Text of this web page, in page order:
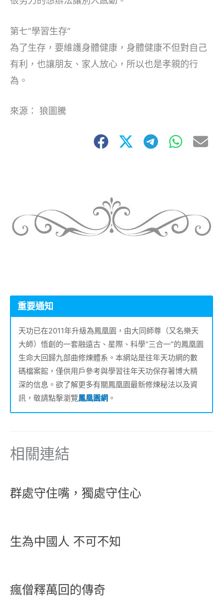
第七“學習生存”
為了生存，要維護身體健康，身體健康不但對自己
有利，也讓朋友、家人放心，所以也是孝親的行
為。
來源： 狼圖騰
重要通知
天功已在2011年升級為鳳凰園，由大同師尊（又名樂天
大師）悟創的一套融遠古、星際、科學“三合一”的鳳凰園
生命大回歸九部曲修煉體系。本網站是往年天功網的數
碼檔案館，僅供用戶參考與學習往年天功保存著博大精
深的信息。欲了解更多有關鳳凰園最新修煉秘法以及資
訊，敬請點擊瀏覽鳳凰園網 。
相關連結
群處守住嘴，獨處守住心
生為中國人 不可不知
瘋僧釋萬回的傳奇